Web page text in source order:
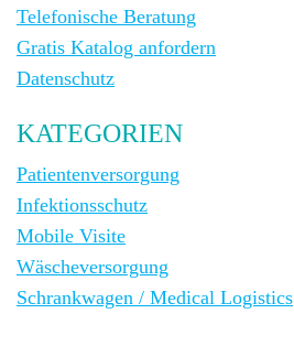
Telefonische Beratung
Gratis Katalog anfordern
Datenschutz
KATEGORIEN
Patientenversorgung
Infektionsschutz
Mobile Visite
Wäscheversorgung
Schrankwagen / Medical Logistics